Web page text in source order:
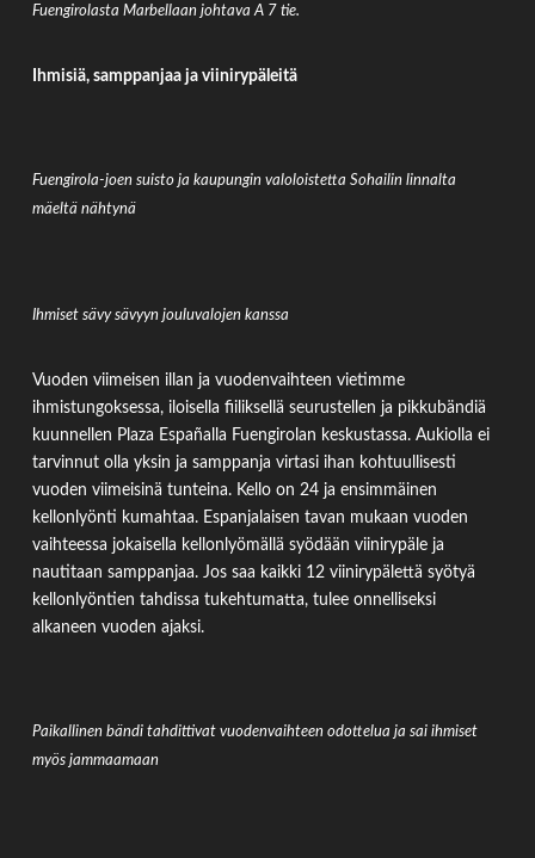
Fuengirolasta Marbellaan johtava A 7 tie.
Ihmisiä, samppanjaa ja viinirypäleitä
Fuengirola-joen suisto ja kaupungin valoloistetta Sohailin linnalta
mäeltä nähtynä
Ihmiset sävy sävyyn jouluvalojen kanssa
Vuoden viimeisen illan ja vuodenvaihteen vietimme
ihmistungoksessa, iloisella fiiliksellä seurustellen ja pikkubändiä
kuunnellen Plaza Españalla Fuengirolan keskustassa. Aukiolla ei
tarvinnut olla yksin ja samppanja virtasi ihan kohtuullisesti
vuoden viimeisinä tunteina. Kello on 24 ja ensimmäinen
kellonlyönti kumahtaa. Espanjalaisen tavan mukaan vuoden
vaihteessa jokaisella kellonlyömällä syödään viinirypäle ja
nautitaan samppanjaa. Jos saa kaikki 12 viinirypälettä syötyä
kellonlyöntien tahdissa tukehtumatta, tulee onnelliseksi
alkaneen vuoden ajaksi.
Paikallinen bändi tahdittivat vuodenvaihteen odottelua ja sai ihmiset
myös jammaamaan